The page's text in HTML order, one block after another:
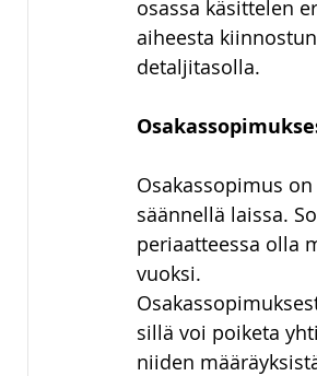
Viestintä Urheiluoikeus
Luonnonvaraoikeus
huumausainerikos
osassa käsittelen
aiheesta
detaljitasolla.
Osakassopimus
säännellä laissa.
periaatteessa olla
vuoksi.
sillä voi poiketa
niiden